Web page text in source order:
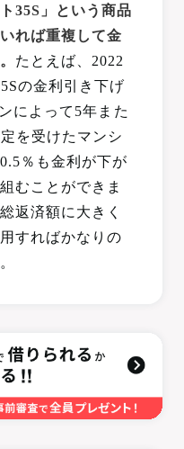
35S」という商品
れば重複して金
たとえば、2022
の金利引き下げ
によって5年また
を受けたマンシ
％も金利が下が
むことができま
返済額に大きく
すればかなりの